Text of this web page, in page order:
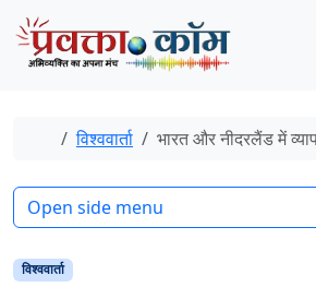
Skip to content
Skip to footer
Home
विश्ववार्ता भारत और नीदरलैंड में
विश्ववार्ता
Open side menu